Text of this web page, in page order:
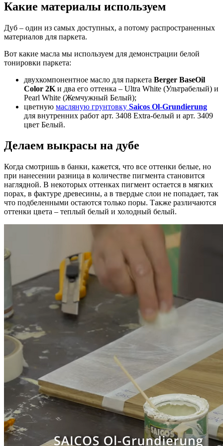
Какие материалы используем
Дуб – один из самых доступных, а потому распространенных
материалов для паркета.
Вот какие масла мы используем для демонстрации белой
тонировки паркета:
двухкомпонентное масло для паркета Berger BaseOil
Color 2K и два его оттенка – Ultra White (Ультрабелый) и
Pearl White (Жемчужный Белый);
цветную масляную грунтовку Saicos Ol-Grundierung
для внутренних работ арт. 3408 Extra-белый и арт. 3409
цвет Белый.
Делаем выкрасы на дубе
Когда смотришь в банки, кажется, что все оттенки белые, но
при нанесении разница в количестве пигмента становится
наглядной. В некоторых оттенках пигмент остается в мягких
порах, в фактуре древесины, а в твердые слои не попадает, так
что подбеленными остаются только поры. Также различаются
оттенки цвета – теплый белый и холодный белый.